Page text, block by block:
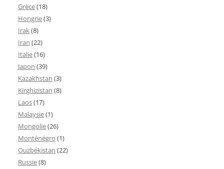
Grèce(18)
Hongrie(3)
Irak(8)
Iran (22)
Italie(16)
Japon (39)
Kazakhstan (3)
Kirghizistan (8)
Laos(17)
Malaysie(1)
Mongolie(26)
Monténégro (1)
Ouzbékistan (22)
Russie(8)